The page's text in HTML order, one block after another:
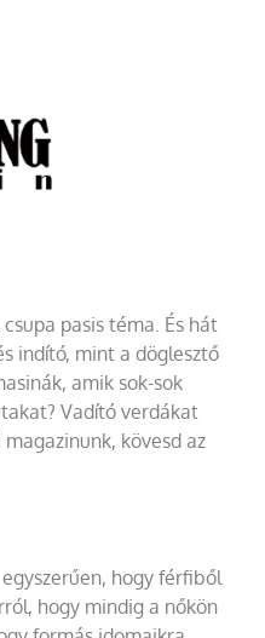
pasis téma. És hát
indító, mint a döglesztő
amik sok-sok
Vadító verdákat
kövesd az
hogy férfiből
hogy mindig a nőkön